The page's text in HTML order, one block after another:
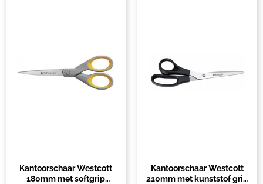
Kantoorschaar Westcott
180mm met softgrip
Kantoorschaar Westcott
210mm met kunststof grip